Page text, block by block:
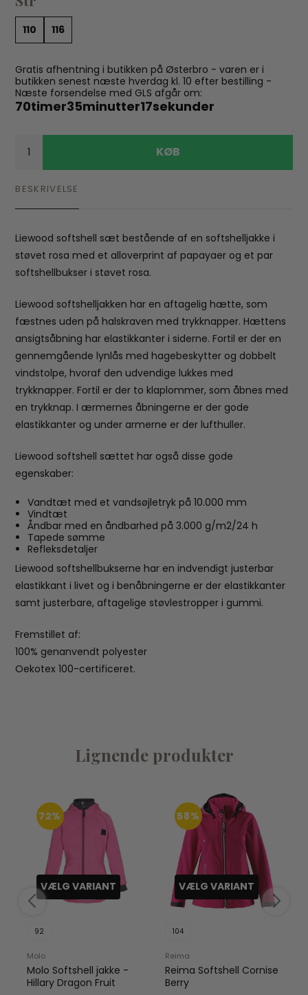
110 116
Gratis afhentning i butikken på Østerbro - varen er i
butikken senest næste hverdag kl. 10 efter bestilling -
Næste forsendelse med GLS afgår om:
70timer35minutter16sekunder
KØB
BESKRIVELSE
Liewood softshell sæt bestående af en softshelljakke i
støvet rosa med et alloverprint af papayaer og et par
softshellbukser i støvet rosa.
Liewood softshelljakken har en aftagelig hætte, som
fæstnes uden på halskraven med trykknapper. Hættens
ansigtsåbning har elastikkanter i siderne. Fortil er der en
gennemgående lynlås med hagebeskytter og dobbelt
vindstolpe, hvoraf den udvendige lukkes med
trykknapper. Fortil er der to klaplommer, som åbnes med
en trykknap. I ærmernes åbningerne er der gode
elastikkanter og under armerne er der lufthuller.
Liewood softshell sættet har også disse gode
egenskaber:
Vandtæt med et vandsøjletryk på 10.000 mm
Vindtæt
Åndbar med en åndbarhed på 3.000 g/m2/24 h
Tapede sømme
Refleksdetaljer
Liewood softshellbukserne har en indvendigt justerbar
elastikkant i livet og i benåbningerne er der elastikkanter
samt justerbare, aftagelige støvlestropper i gummi.
Fremstillet af:
100% genanvendt polyester
Oekotex 100-certificeret.
Lignende produkter
72%
VÆLG VARIANT
92
Molo
Molo Softshell jakke -
Hillary Dragon Fruit
58%
VÆLG VARIANT
104
Reima
Reima Softshell Cornise
Berry